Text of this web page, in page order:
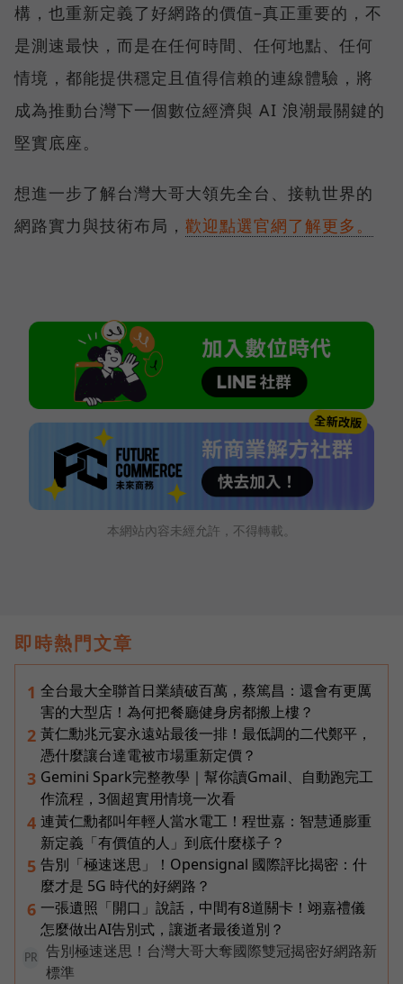
構，也重新定義了好網路的價值–真正重要的，不
是測速最快，而是在任何時間、任何地點、任何
情境，都能提供穩定且值得信賴的連線體驗，將
成為推動台灣下一個數位經濟與 AI 浪潮最關鍵的
堅實底座。
想進一步了解台灣大哥大領先全台、接軌世界的
網路實力與技術布局， 歡迎點選官網了解更多。
本網站內容未經允許，不得轉載。
即時熱門文章
1 全台最大全聯首日業績破百萬，蔡篤昌：還會有更厲
害的大型店！為何把餐廳健身房都搬上樓？
2 黃仁勳兆元宴永遠站最後一排！最低調的二代鄭平，
憑什麼讓台達電被市場重新定價？
3 Gemini Spark完整教學｜幫你讀Gmail、自動跑完工
作流程，3個超實用情境一次看
4 連黃仁勳都叫年輕人當水電工！程世嘉：智慧通膨重
新定義「有價值的人」到底什麼樣子？
5 告別「極速迷思」！Opensignal 國際評比揭密：什
麼才是 5G 時代的好網路？
6 一張遺照「開口」說話，中間有8道關卡！翊嘉禮儀
怎麼做出AI告別式，讓逝者最後道別？
PR
告別極速迷思！台灣大哥大奪國際雙冠揭密好網路新
標準